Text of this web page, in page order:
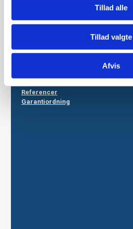
Tillad alle
Tillad valgte
Afvis
Medarbejdere
LÆS MERE
Referencer
Garantiordning